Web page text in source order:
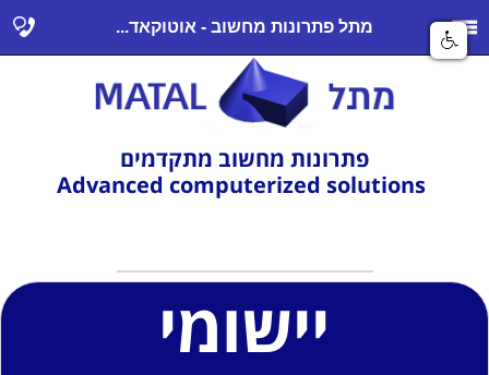
מתל פתרונות מחשוב - אוטוקאד...
פתרונות מחשוב מתקדמים
יישומי